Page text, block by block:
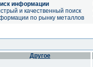
информации
и качественный поиск
по рынку металлов
Другое